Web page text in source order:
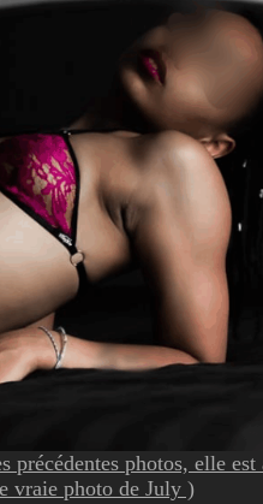
précédentes photos, elle est
vraie photo de July )